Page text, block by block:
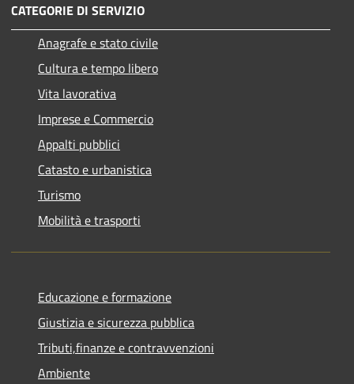
CATEGORIE DI SERVIZIO
Anagrafe e stato civile
Cultura e tempo libero
Vita lavorativa
Imprese e Commercio
Appalti pubblici
Catasto e urbanistica
Turismo
Mobilità e trasporti
Educazione e formazione
Giustizia e sicurezza pubblica
Tributi,finanze e contravvenzioni
Ambiente